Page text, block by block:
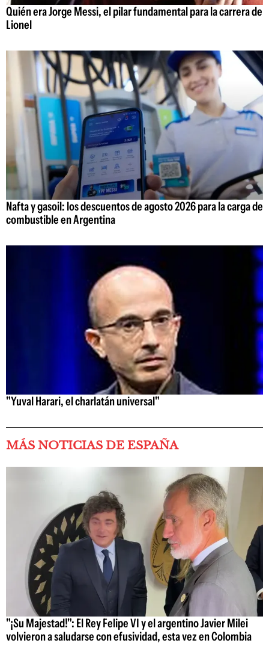
Quién era Jorge Messi, el pilar fundamental para la carrera de
Lionel
Nafta y gasoil: los descuentos de agosto 2026 para la carga de
combustible en Argentina
"Yuval Harari, el charlatán universal"
MÁS NOTICIAS DE ESPAÑA
"¡Su Majestad!": El Rey Felipe VI y el argentino Javier Milei
volvieron a saludarse con efusividad, esta vez en Colombia